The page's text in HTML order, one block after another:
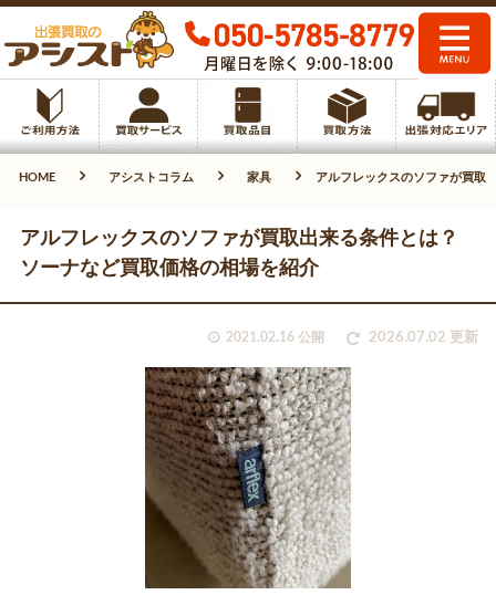
HOME アシストコラム 家具 アルフレックスのソファが買取
アルフレックスのソファが買取出来る条件とは？
ソーナなど買取価格の相場を紹介
2021.02.16 公開 2026.07.02 更新